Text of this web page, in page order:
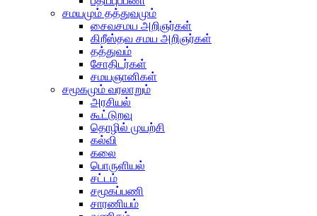
சமயமும் தத்துவமும்
சைவசமய அறிஞர்கள்
கிறீஸ்தவ சமய அறிஞர்கள்
தத்துவம்
சோதிடர்கள்
சமயஞானிகள்
சமூகமும் வரலாறும்
அரசியல்
கூட்டுறவு
தொழில் முயற்சி
கல்வி
கலை
பொருளியல்
சட்டம்
சமூகப்பணி
சாரணியம்